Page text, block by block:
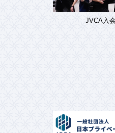
JVCA入